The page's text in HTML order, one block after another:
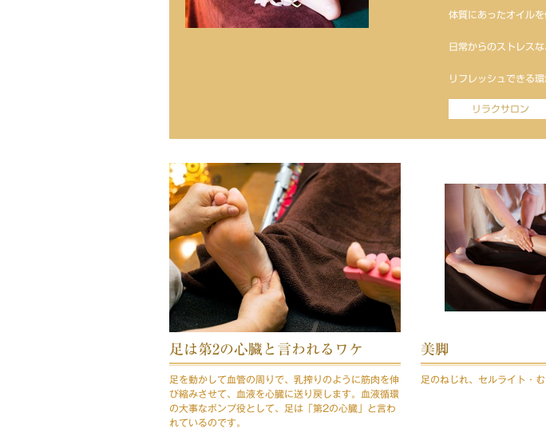
体質にあったオイルを
日常からのストレス
リフレッシュできる
リラクサロン
足は第2の心臓と言われるワケ
足を動かして血管の周りで、乳搾りのように筋肉を伸
び縮みさせて、血液を心臓に送り戻します。血液循環
の大事なポンプ役として、足は「第2の心臓」と言わ
れているのです。
美脚
足のねじれ、セルライト・